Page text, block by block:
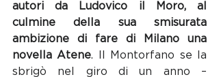
autori da Ludovico il Moro, al
culmine della sua smisurata
ambizione di fare di Milano una
novella Atene. Il Montorfano se la
sbrigò nel giro di un anno –